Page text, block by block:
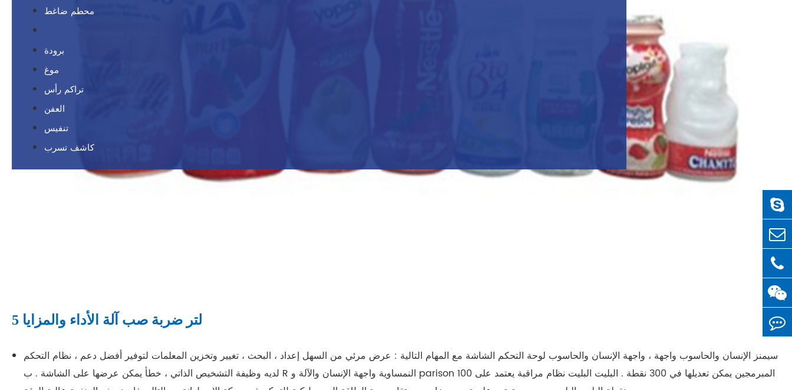
محطم ضاغط
برودة
موغ
تراكم رأس
العفن
تنفيس
كاشف تسرب
5 لتر ضربة صب آلة الأداء والمزايا
سيمنز الإنسان والحاسوب واجهة ، واجهة الإنسان والحاسوب لوحة التحكم الشاشة مع المهام التالية : عرض مرئي من السهل إعداد ، البحث ، تغيير وتخزين المعلمات لتوفير أفضل دعم ، نظام التحكم
لديه وظيفة التشخيص الذاتي ، خطأ يمكن عرضها على الشاشة . ب R النمساوية واجهة الإنسان والآلة و parison المبرمجين يمكن تعديلها في 300 نقطة . البليت البليت نظام مراقبة يعتمد على 100